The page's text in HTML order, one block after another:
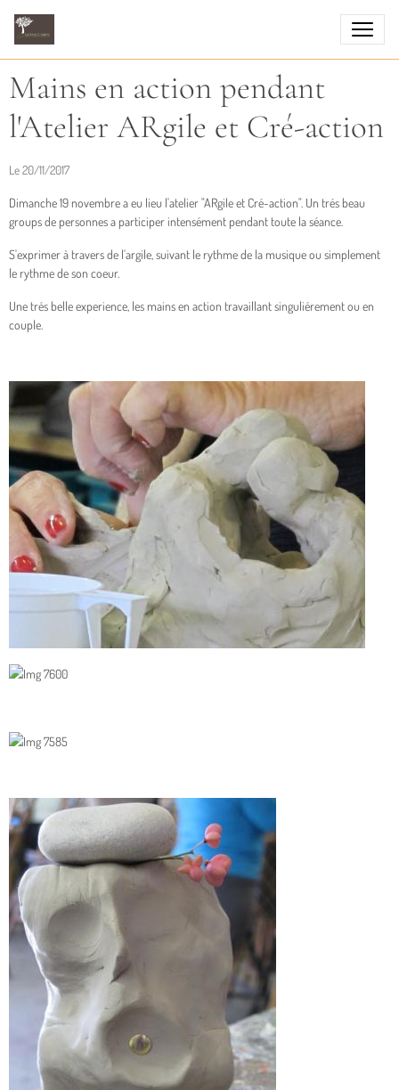
Mains en action pendant
l'Atelier ARgile et Cré-action
Le 20/11/2017
Dimanche 19 novembre a eu lieu l'atelier "ARgile et Cré-action". Un trés beau
groups de personnes a participer intensément pendant toute la séance.
S'exprimer à travers de l'argile, suivant le rythme de la musique ou simplement
le rythme de son coeur.
Une trés belle experience, les mains en action travaillant singuliérement ou en
couple.